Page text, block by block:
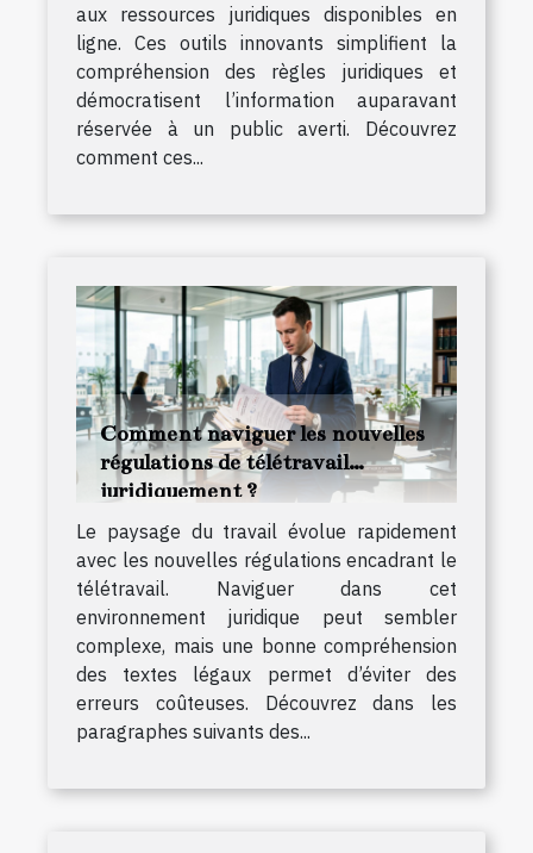
aux ressources juridiques disponibles en
ligne. Ces outils innovants simplifient la
compréhension des règles juridiques et
démocratisent l’information auparavant
réservée à un public averti. Découvrez
comment ces...
Comment naviguer les nouvelles
régulations de télétravail
juridiquement ?
Le paysage du travail évolue rapidement
avec les nouvelles régulations encadrant le
télétravail. Naviguer dans cet
environnement juridique peut sembler
complexe, mais une bonne compréhension
des textes légaux permet d’éviter des
erreurs coûteuses. Découvrez dans les
paragraphes suivants des...